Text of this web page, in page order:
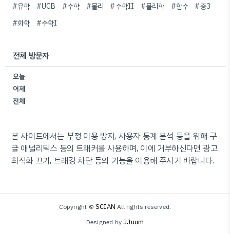
#유학 #UCB #수학 #물리 #수학II #물리학 #함수 #중3
#화학
#수학I
전체 방문자
오늘
어제
전체
본 사이트에서는 부정 이용 방지, 사용자 통계 분석 등을 위해 구
글 애널리틱스 등의 트래커를 사용하며, 이에 거부하신다면 광고
최적화 끄기, 트래킹 차단 등의 기능을 이용해 주시기 바랍니다.
Copyright ©SCIAN All rights reserved.
Designed by JJuum